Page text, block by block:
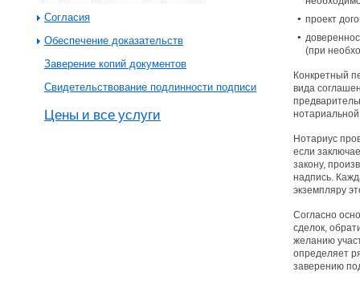
проект
(при
Конкретный
вида
Нотариус
если
закону,
надпись.
экземпляру
Согласно
сделок,
желанию
определяет
заверению
Согласия
Обеспечение доказательств
Заверение копий документов
Свидетельствование подлинности подписи
Цены и все услуги